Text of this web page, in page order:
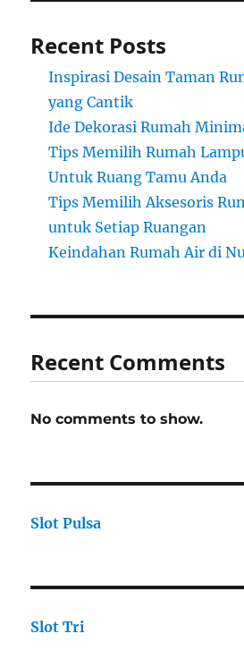
Recent Posts
Inspirasi Desain Taman
yang Cantik
Ide Dekorasi Rumah
Tips Memilih Rumah
Untuk Ruang Tamu Anda
Tips Memilih Aksesoris
untuk Setiap Ruangan
Keindahan Rumah Air di
Recent Comments
No comments to show.
Slot Pulsa
Slot Tri